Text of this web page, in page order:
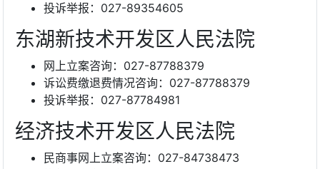
投诉举报：027-89354605
东湖新技术开发区人民法院
网上立案咨询：027-87788379
诉讼费缴退费情况咨询：027-87788379
投诉举报：027-87784981
经济技术开发区人民法院
民商事网上立案咨询：027-84738473